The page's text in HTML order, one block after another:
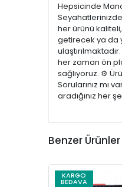
Hepsicinde
her ürünü
getirecek ya da
her zaman ön
sağlıyoruz. ⚙️
Sorularınız mı
aradığınız her
Benzer Ürünler
KARGO
BEDAVA